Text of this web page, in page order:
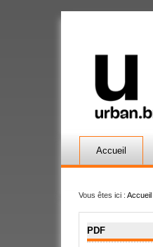
Accueil
Vous êtes ici : Accueil
PDF